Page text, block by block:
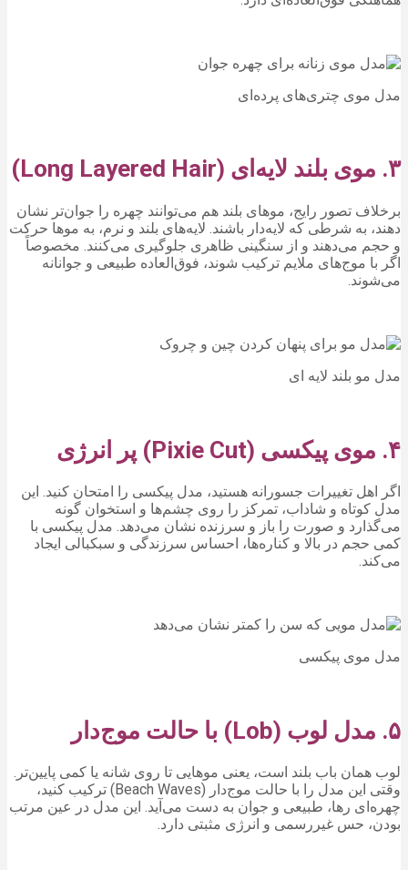
مدل موی چتری‌های پرده‌ای
۳. موی بلند لایه‌ای (Long Layered Hair)
برخلاف تصور رایج، موهای بلند هم می‌توانند چهره را جوان‌تر نشان
دهند، به شرطی که لایه‌دار باشند. لایه‌های بلند و نرم، به موها حرکت
و حجم می‌دهند و از سنگینی ظاهری جلوگیری می‌کنند. مخصوصاً
اگر با موج‌های ملایم ترکیب شوند، فوق‌العاده طبیعی و جوانانه
می‌شوند.
مدل مو بلند لایه ای
۴. موی پیکسی (Pixie Cut) پر انرژی
اگر اهل تغییرات جسورانه هستید، مدل پیکسی را امتحان کنید. این
مدل کوتاه و شاداب، تمرکز را روی چشم‌ها و استخوان گونه
می‌گذارد و صورت را باز و سرزنده نشان می‌دهد. مدل پیکسی با
کمی حجم در بالا و کناره‌ها، احساس سرزندگی و سبکبالی ایجاد
می‌کند.
مدل موی پیکسی
۵. مدل لوب (Lob) با حالت موج‌دار
لوب همان باب بلند است، یعنی موهایی تا روی شانه یا کمی پایین‌تر.
وقتی این مدل را با حالت موج‌دار (Beach Waves) ترکیب کنید،
چهره‌ای رها، طبیعی و جوان به دست می‌آید. این مدل در عین مرتب
بودن، حس غیررسمی و انرژی مثبتی دارد.